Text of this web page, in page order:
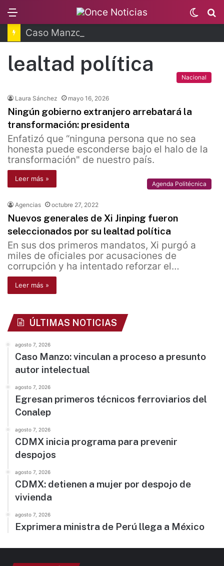
Switch
skin
lealtad política
Nacional
Laura Sánchez mayo 16, 2026
Ningún gobierno extranjero arrebatará la
transformación: presidenta
Enfatizó que “ninguna persona que no sea
honesta puede esconderse bajo el halo de la
transformación" de nuestro país.
Leer más »
Agenda Politécnica
Agencias octubre 27, 2022
Nuevos generales de Xi Jinping fueron
seleccionados por su lealtad política
En sus dos primeros mandatos, Xi purgó a
miles de oficiales por acusaciones de
corrupción y ha intentado reforzar el…
Leer más »
ÚLTIMAS NOTICIAS
agosto 7, 2026
Caso Manzo: vinculan a proceso a presunto
autor intelectual
agosto 7, 2026
Egresan primeros técnicos ferroviarios del
Conalep
agosto 7, 2026
CDMX inicia programa para prevenir
despojos
agosto 7, 2026
CDMX: detienen a mujer por despojo de
vivienda
agosto 7, 2026
Exprimera ministra de Perú llega a México